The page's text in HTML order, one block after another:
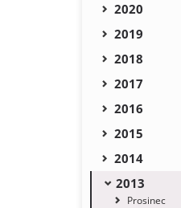
2020
2019
2018
2017
2016
2015
2014
2013
Prosinec